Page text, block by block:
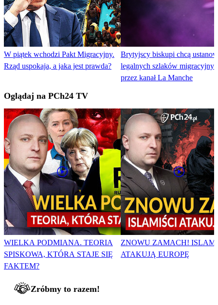
W piątek wchodzi Pakt Migracyjny.
Rząd uspokaja, a jaka jest prawda?
Brytyjscy biskupi chcą
legalnych szlaków
przez kanał La Manche
Oglądaj na PCh24 TV
WIELKA PODMIANA. TEORIA
SPISKOWA, KTÓRA STAJE SIĘ
FAKTEM?
ZNOWU ZAMACH!
ATAKUJĄ EUROPĘ
Zróbmy to razem!